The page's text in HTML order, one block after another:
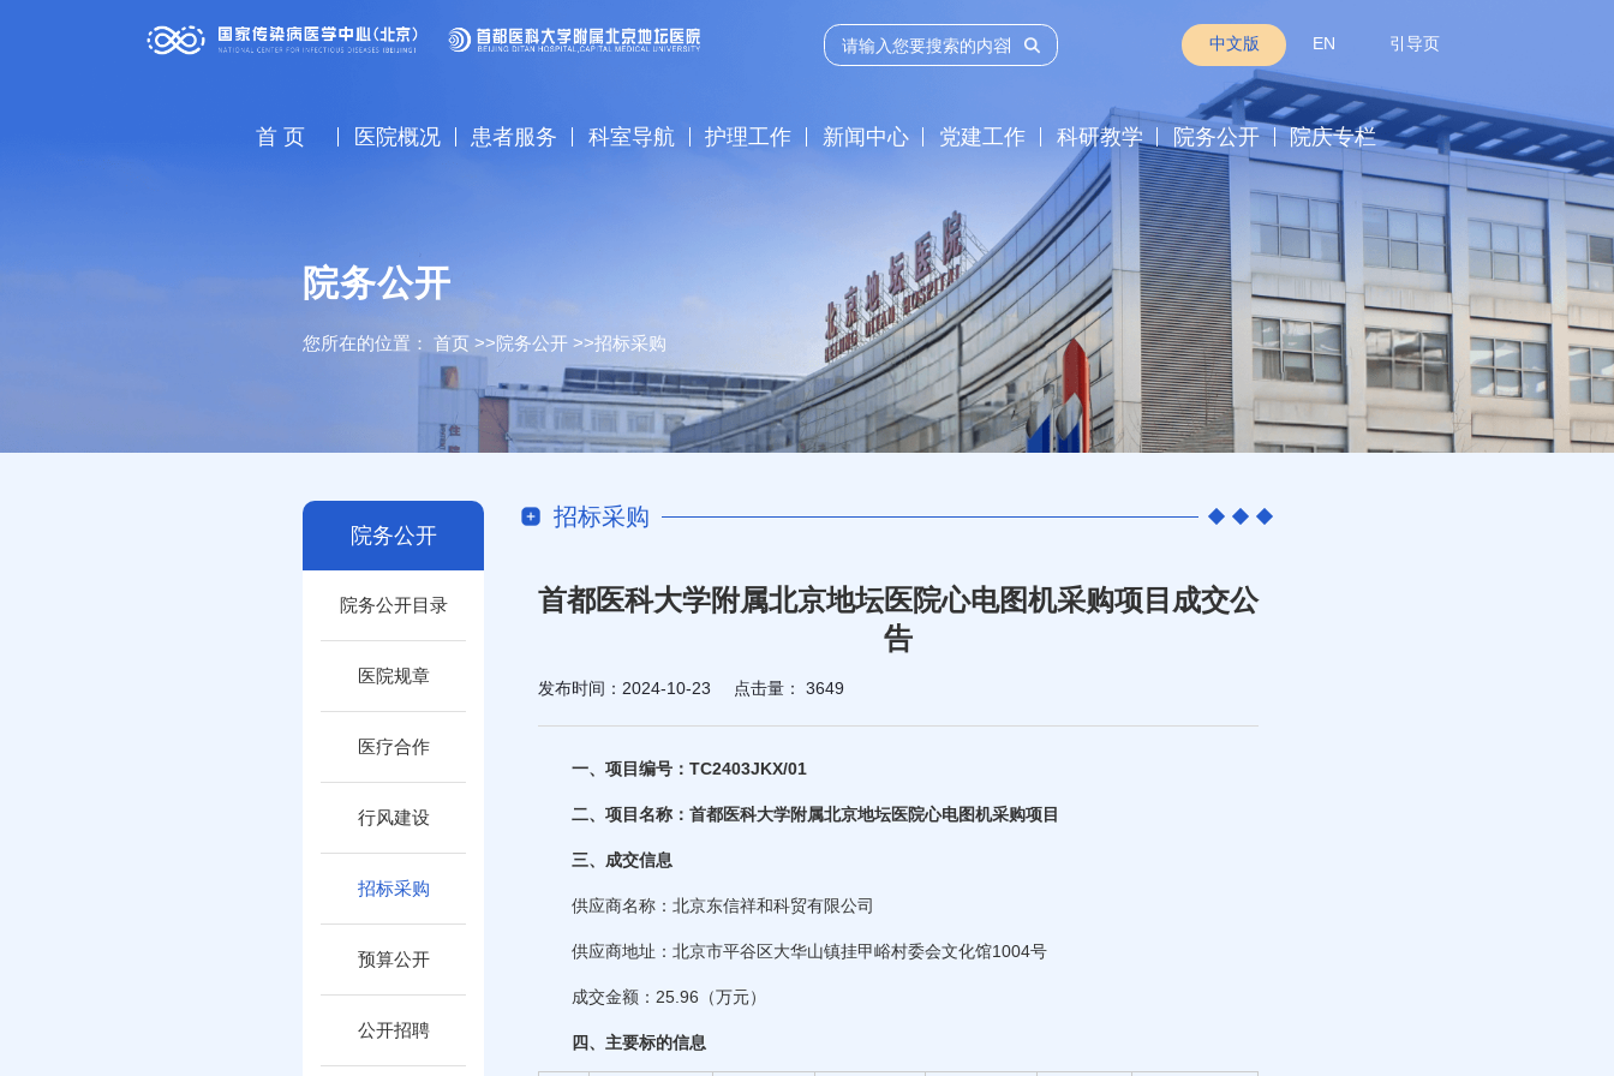
中文版 EN 引导页
首 页 医院概况 患者服务 科室导航 护理工作 新闻中心 党建工作 科研教学 院务公开 院庆专栏
院务公开
您所在的位置： 首页 >>院务公开 >>招标采购
院务公开
院务公开目录
医院规章
医疗合作
行风建设
招标采购
预算公开
公开招聘
招标采购
首都医科大学附属北京地坛医院心电图机采购项目成交公
告
发布时间：2024-10-23 点击量： 3649
一、项目编号：TC2403JKX/01
二、项目名称：首都医科大学附属北京地坛医院心电图机采购项目
三、成交信息
供应商名称：北京东信祥和科贸有限公司
供应商地址：北京市平谷区大华山镇挂甲峪村委会文化馆1004号
成交金额：25.96（万元）
四、主要标的信息